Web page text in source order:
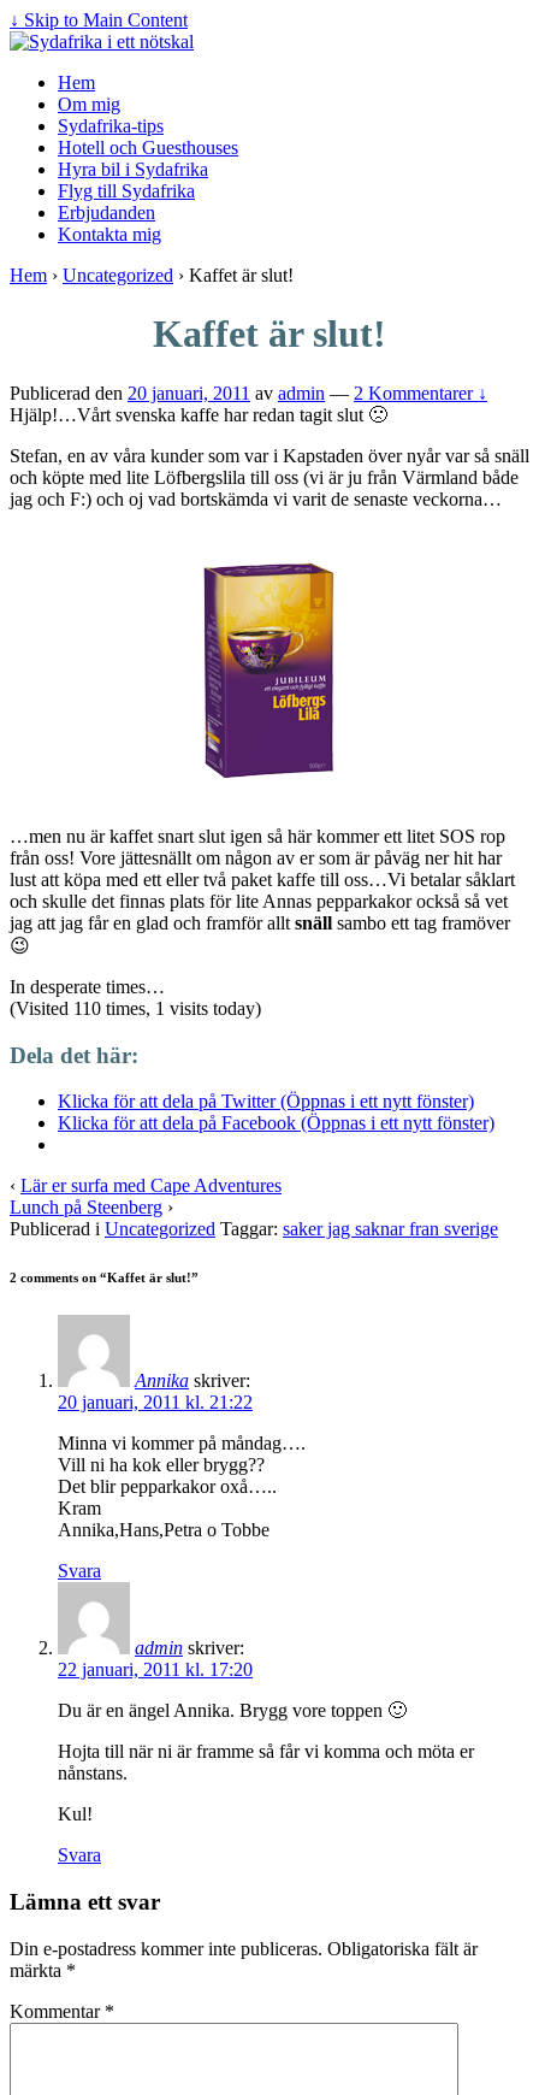
↓ Skip to Main Content
Hem
Om mig
Sydafrika-tips
Hotell och Guesthouses
Hyra bil i Sydafrika
Flyg till Sydafrika
Erbjudanden
Kontakta mig
Hem › Uncategorized › Kaffet är slut!
Kaffet är slut!
Publicerad den 20 januari, 2011 av admin — 2 Kommentarer ↓
Hjälp!…Vårt svenska kaffe har redan tagit slut 🙁
Stefan, en av våra kunder som var i Kapstaden över nyår var så snäll
och köpte med lite Löfbergslila till oss (vi är ju från Värmland både
jag och F:) och oj vad bortskämda vi varit de senaste veckorna…
…men nu är kaffet snart slut igen så här kommer ett litet SOS rop
från oss! Vore jättesnällt om någon av er som är påväg ner hit har
lust att köpa med ett eller två paket kaffe till oss…Vi betalar såklart
och skulle det finnas plats för lite Annas pepparkakor också så vet
jag att jag får en glad och framför allt snäll sambo ett tag framöver
😉
In desperate times…
(Visited 110 times, 1 visits today)
Dela det här:
Klicka för att dela på Twitter (Öppnas i ett nytt fönster)
Klicka för att dela på Facebook (Öppnas i ett nytt fönster)
‹ Lär er surfa med Cape Adventures
Lunch på Steenberg ›
Publicerad i Uncategorized Taggar: saker jag saknar fran sverige
2 comments on “Kaffet är slut!”
Annika skriver:
20 januari, 2011 kl. 21:22
Minna vi kommer på måndag….
Vill ni ha kok eller brygg??
Det blir pepparkakor oxå…..
Kram
Annika,Hans,Petra o Tobbe
Svara
admin skriver:
22 januari, 2011 kl. 17:20
Du är en ängel Annika. Brygg vore toppen 🙂
Hojta till när ni är framme så får vi komma och möta er
nånstans.
Kul!
Svara
Lämna ett svar
Din e-postadress kommer inte publiceras. Obligatoriska fält är
märkta *
Kommentar *